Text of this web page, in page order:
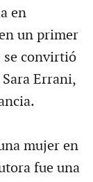
en
un primer
se convirtió
Errani,
mujer en
fue una